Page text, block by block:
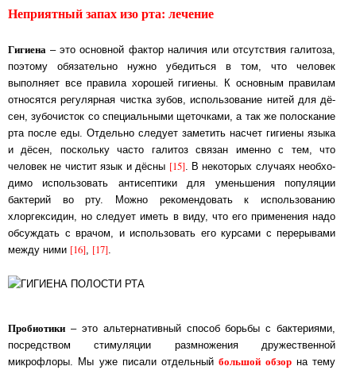
Неприятный запах изо рта: лечение
Гигиена – это основной фактор наличия или отсутствия галитоза,
поэтому обязательно нуж­но убедиться в том, что человек
выполняет все правила хорошей гигиены. К ос­нов­ным пра­ви­лам
относятся регулярная чистка зубов, ис­поль­зо­ва­ние нитей для дё­
сен, зу­бо­чис­ток со специальными щеточками, а так же полоскание
рта после еды. От­дель­но сле­ду­ет заметить насчет гигиены языка
и дёсен, поскольку часто галитоз свя­зан имен­но с тем, что
человек не чистит язык и дёсны [15]. В некоторых случаях не­об­хо­
ди­мо ис­поль­зо­вать ан­ти­сеп­ти­ки для уменьшения популяции
бактерий во рту. Мож­но ре­ко­мен­до­вать к ис­поль­зо­ва­нию
хлоргексидин, но следует иметь в виду, что его при­ме­не­ния на­до
об­суж­дать с врачом, и использовать его курсами с перерывами
меж­ду ни­ми [16] [17]
Пробиотики – это альтернативный способ борьбы с бактериями,
посредством сти­му­ля­ции размножения дру­жест­вен­ной
микрофлоры. Мы уже писали отдельныйболь­шой об­зорна тему